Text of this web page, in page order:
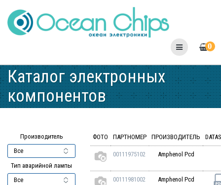
to
content
0
Каталог электронных
компонентов
Производитель
Тип аварийной лампы
ФОТО ПАРТНОМЕР ПРОИЗВОДИТЕЛЬ
00111975102 Amphenol Pcd
00111981002 Amphenol Pcd